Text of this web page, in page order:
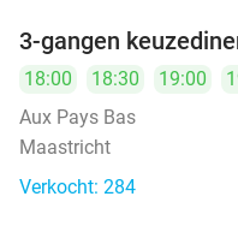
3-gangen
18:00 18:30 19:00
Aux Pays Bas
Maastricht
Verkocht: 284